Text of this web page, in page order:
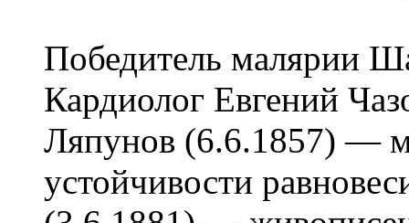
Победитель малярии
Кардиолог Евгений
Ляпунов (6.6.1857) —
устойчивости